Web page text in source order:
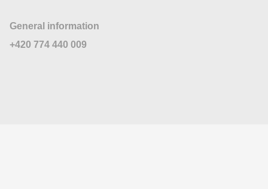
General information
+420 774 440 009